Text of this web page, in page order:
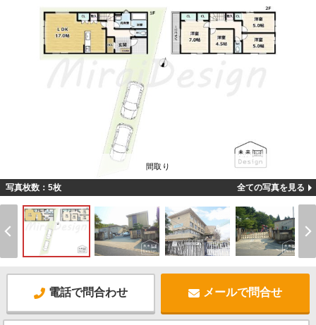
間取り
写真枚数：5枚 全ての写真を見る
電話で問合わせ メールで問合せ